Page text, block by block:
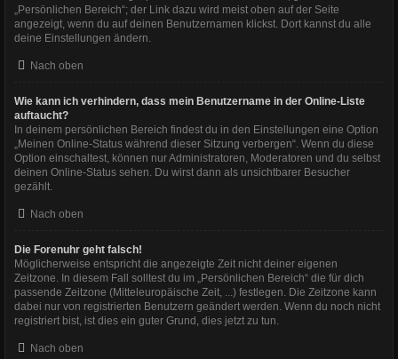
„Persönlichen Bereich“; der Link dazu wird meist oben auf der Seite
angezeigt, wenn du auf deinen Benutzernamen klickst. Dort kannst du alle
deine Einstellungen ändern.
Nach oben
Wie kann ich verhindern, dass mein Benutzername in der Online-Liste
auftaucht?
In deinem persönlichen Bereich findest du in den Einstellungen eine Option
„Meinen Online-Status während dieser Sitzung verbergen“. Wenn du diese
Option einschaltest, können nur Administratoren, Moderatoren und du selbst
deinen Online-Status sehen. Du wirst dann als unsichtbarer Besucher
gezählt.
Nach oben
Die Forenuhr geht falsch!
Möglicherweise entspricht die angezeigte Zeit nicht deiner eigenen
Zeitzone. In diesem Fall solltest du im „Persönlichen Bereich“ die für dich
passende Zeitzone (Mitteleuropäische Zeit, ...) festlegen. Die Zeitzone kann
dabei nur von registrierten Benutzern geändert werden. Wenn du noch nicht
registriert bist, ist dies ein guter Grund, dies jetzt zu tun.
Nach oben